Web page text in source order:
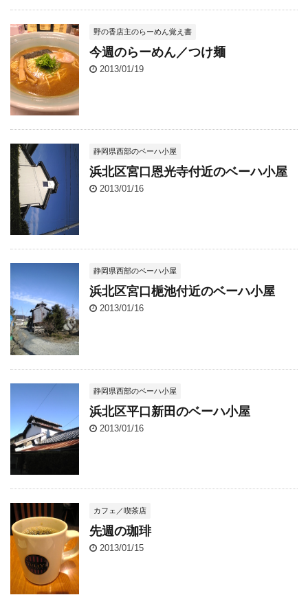
野の香店主のらーめん覚え書
今週のらーめん／つけ麺
2013/01/19
静岡県西部のベーハ小屋
浜北区宮口恩光寺付近のベーハ小屋
2013/01/16
静岡県西部のベーハ小屋
浜北区宮口梔池付近のベーハ小屋
2013/01/16
静岡県西部のベーハ小屋
浜北区平口新田のベーハ小屋
2013/01/16
カフェ／喫茶店
先週の珈琲
2013/01/15